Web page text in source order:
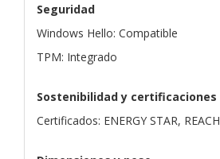
Seguridad
Windows Hello: Compatible
TPM: Integrado
Sostenibilidad y certificaciones
Certificados: ENERGY STAR, REACH